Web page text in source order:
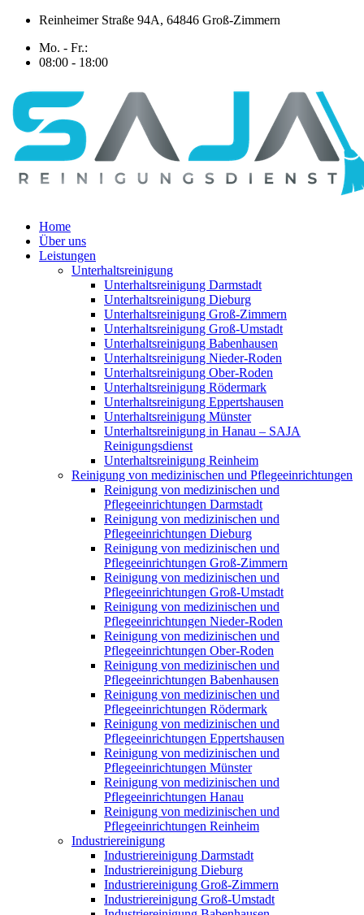
Zum
springen
Reinheimer Straße 94A, 64846 Groß-Zimmern
Mo. - Fr.:
08:00 - 18:00
Home
Über uns
Leistungen
Unterhaltsreinigung
Unterhaltsreinigung Darmstadt
Unterhaltsreinigung Dieburg
Unterhaltsreinigung Groß-Zimmern
Unterhaltsreinigung Groß-Umstadt
Unterhaltsreinigung Babenhausen
Unterhaltsreinigung Nieder-Roden
Unterhaltsreinigung Ober-Roden
Unterhaltsreinigung Rödermark
Unterhaltsreinigung Eppertshausen
Unterhaltsreinigung Münster
Unterhaltsreinigung in Hanau – SAJA
Reinigungsdienst
Unterhaltsreinigung Reinheim
Reinigung von medizinischen und Pflegeeinrichtungen
Reinigung von medizinischen und
Pflegeeinrichtungen Darmstadt
Reinigung von medizinischen und
Pflegeeinrichtungen Dieburg
Reinigung von medizinischen und
Pflegeeinrichtungen Groß-Zimmern
Reinigung von medizinischen und
Pflegeeinrichtungen Groß-Umstadt
Reinigung von medizinischen und
Pflegeeinrichtungen Nieder-Roden
Reinigung von medizinischen und
Pflegeeinrichtungen Ober-Roden
Reinigung von medizinischen und
Pflegeeinrichtungen Babenhausen
Reinigung von medizinischen und
Pflegeeinrichtungen Rödermark
Reinigung von medizinischen und
Pflegeeinrichtungen Eppertshausen
Reinigung von medizinischen und
Pflegeeinrichtungen Münster
Reinigung von medizinischen und
Pflegeeinrichtungen Hanau
Reinigung von medizinischen und
Pflegeeinrichtungen Reinheim
Industriereinigung
Industriereinigung Darmstadt
Industriereinigung Dieburg
Industriereinigung Groß-Zimmern
Industriereinigung Groß-Umstadt